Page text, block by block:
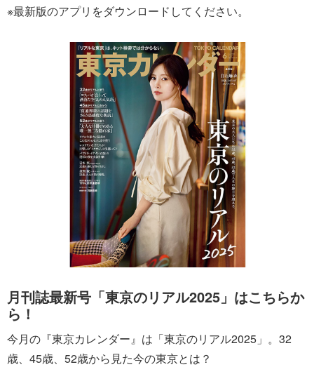
※最新版のアプリをダウンロードしてください。
月刊誌最新号「東京のリアル2025」はこちらか
ら！
今月の『東京カレンダー』は「東京のリアル2025」。32
歳、45歳、52歳から見た今の東京とは？